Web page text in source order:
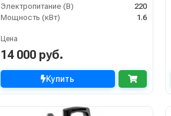
Электропитание (В)
220
Мощность (кВт)
1.6
Цена
14 000 руб.
Купить